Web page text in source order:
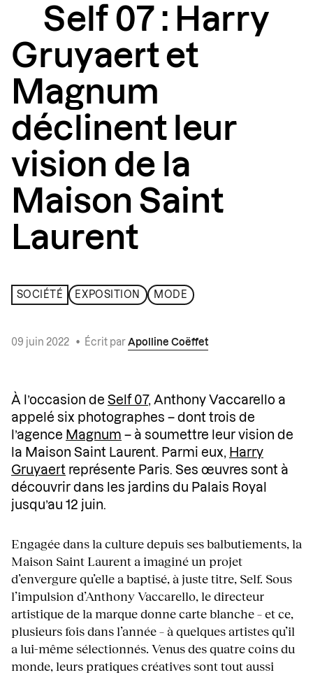
Self 07 : Harry
Gruyaert et
Magnum
déclinent leur
vision de la
Maison Saint
Laurent
SOCIÉTÉ EXPOSITION MODE
09 juin 2022 • Écrit par Apolline Coëffet
À l’occasion de Self 07, Anthony Vaccarello a
appelé six photographes – dont trois de
l’agence Magnum – à soumettre leur vision de
la Maison Saint Laurent. Parmi eux, Harry
Gruyaert représente Paris. Ses œuvres sont à
découvrir dans les jardins du Palais Royal
jusqu’au 12 juin.
Engagée dans la culture depuis ses balbutiements, la
Maison Saint Laurent a imaginé un projet
d’envergure qu’elle a baptisé, à juste titre, Self. Sous
l’impulsion d’Anthony Vaccarello, le directeur
artistique de la marque donne carte blanche – et ce,
plusieurs fois dans l’année – à quelques artistes qu’il
a lui-même sélectionnés. Venus des quatre coins du
monde, leurs pratiques créatives sont tout aussi